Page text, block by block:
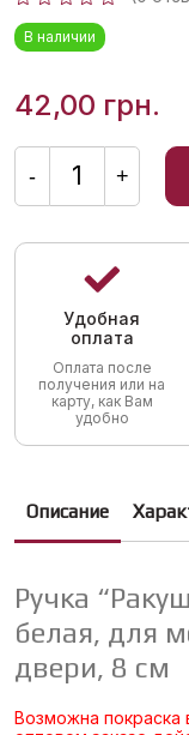
Оценка
0
из
В наличии
42,00 грн.
-
Количество
товара
Ручка
"Ракушка",
двери,
см
+
Удобная
оплата
Оплата после
получения или на
карту, как Вам
удобно
Описание
Ручка
белая, для
двери, 8 см
Возможна покраска